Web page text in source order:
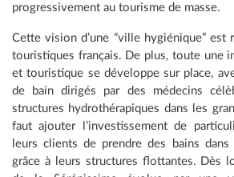
progressivement au tourisme de masse.
Cette vision d’une “ville hygiénique” est
touristiques français. De plus, toute une
et touristique se développe sur place,
de bain dirigés par des médecins
structures hydrothérapiques dans les
faut ajouter l’investissement de
leurs clients de prendre des bains dans
grâce à leurs structures flottantes. Dès